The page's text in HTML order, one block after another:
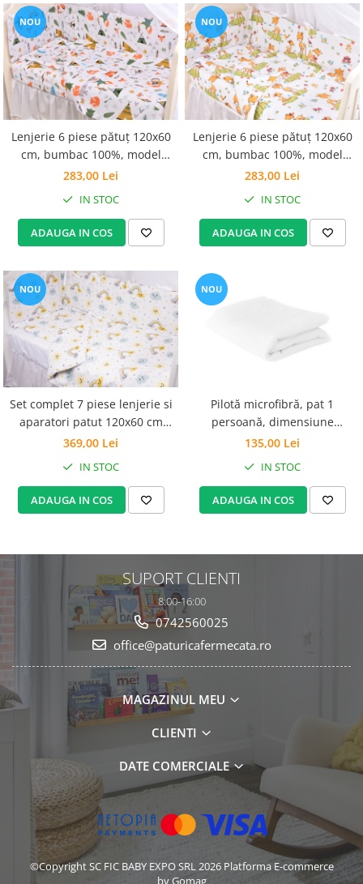
NOU
Lenjerie 6 piese pătuț 120x60
cm, bumbac 100%, model
Animăluțe
283,00 Lei
IN STOC
ADAUGA IN COS
NOU
Lenjerie 6 piese pătuț 120x60
cm, bumbac 100%, model
Căprioare
283,00 Lei
IN STOC
ADAUGA IN COS
NOU
Set complet 7 piese lenjerie si
aparatori patut 120x60 cm
bumbac 100% model curcubee
369,00 Lei
IN STOC
ADAUGA IN COS
NOU
Pilotă microfibră, pat 1
persoană, dimensiune
150x200x1 cm, medie-subtire
135,00 Lei
IN STOC
ADAUGA IN COS
SUPORT CLIENTI
8:00-16:00
0742560025
office@paturicafermecata.ro
MAGAZINUL MEU
CLIENTI
DATE COMERCIALE
©Copyright SC FIC BABY EXPO SRL 2026 Platforma E-commerce
by Gomag